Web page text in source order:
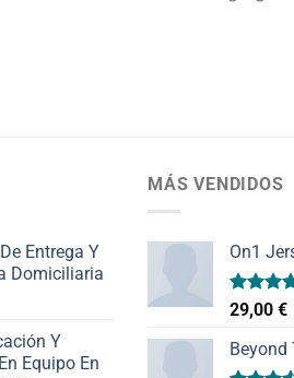
Entrega Y
Domiciliaria
Y
Equipo En
MÁS VENDIDOS
On1
Valorado
con
de 5
29,00 €
Beyond